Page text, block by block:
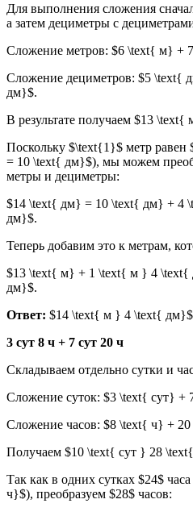
Для выполнения сложения
а затем дециметры с
Сложение метров: $6 \text{ м} +
Сложение дециметров: $5 \text{
дм}$.
В результате получаем $13
Поскольку $\text{1}$ метр
= 10 \text{ дм}$), мы можем
метры и дециметры:
$14 \text{ дм} = 10 \text{ дм} + 4
дм}$.
Теперь добавим это к метрам,
$13 \text{ м} + 1 \text{ м } 4
дм}$.
Ответ: $14 \text{ м } 4 \text{
3 сут 8 ч + 7 сут 20 ч
Складываем отдельно сутки и
Сложение суток: $3 \text{ сут} +
Сложение часов: $8 \text{ ч} +
Получаем $10 \text{ сут } 28
Так как в одних сутках $24$
ч}$), преобразуем $28$ часов: